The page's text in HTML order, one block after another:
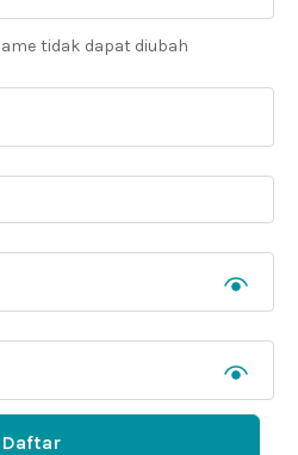
tidak dapat diubah
Daftar